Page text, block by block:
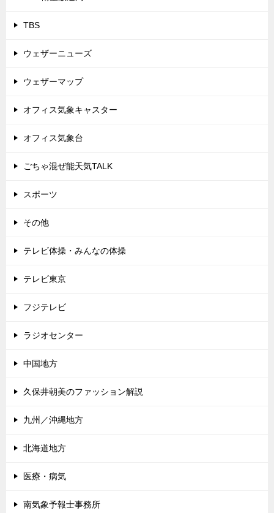
TBS
ウェザーニューズ
ウェザーマップ
オフィス気象キャスター
オフィス気象台
ごちゃ混ぜ能天気TALK
スポーツ
その他
テレビ体操・みんなの体操
テレビ東京
フジテレビ
ラジオセンター
中国地方
久保井朝美のファッション解説
九州／沖縄地方
北海道地方
医療・病気
南気象予報士事務所